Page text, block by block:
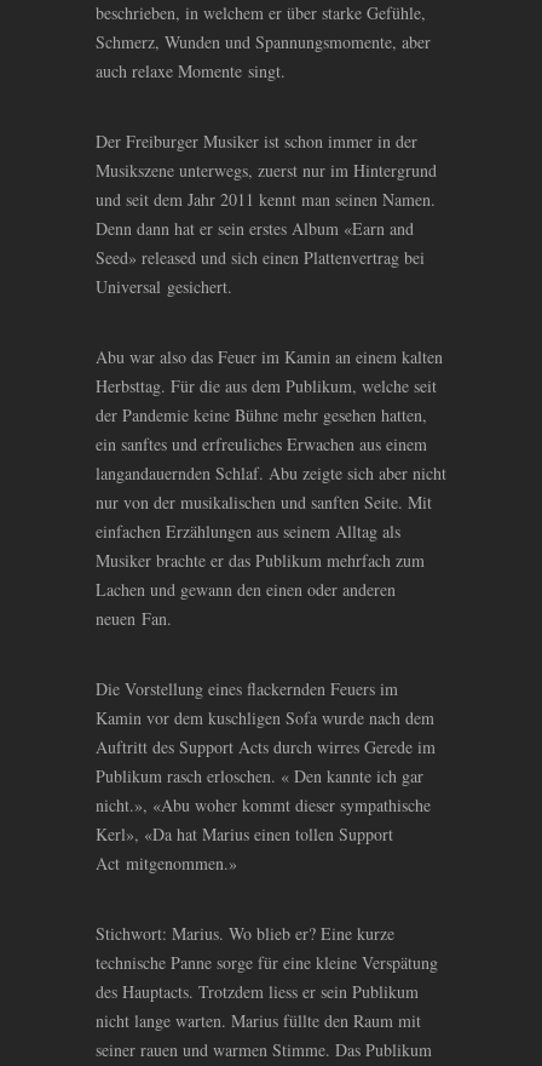
beschrieben, in welchem er über starke Gefühle,
Schmerz, Wunden und Spannungsmomente, aber
auch relaxe Momente singt.
Der Freiburger Musiker ist schon immer in der
Musikszene unterwegs, zuerst nur im Hintergrund
und seit dem Jahr 2011 kennt man seinen Namen.
Denn dann hat er sein erstes Album «Earn and
Seed» released und sich einen Plattenvertrag bei
Universal gesichert.
Abu war also das Feuer im Kamin an einem kalten
Herbsttag. Für die aus dem Publikum, welche seit
der Pandemie keine Bühne mehr gesehen hatten,
ein sanftes und erfreuliches Erwachen aus einem
langandauernden Schlaf. Abu zeigte sich aber nicht
nur von der musikalischen und sanften Seite. Mit
einfachen Erzählungen aus seinem Alltag als
Musiker brachte er das Publikum mehrfach zum
Lachen und gewann den einen oder anderen
neuen Fan.
Die Vorstellung eines flackernden Feuers im
Kamin vor dem kuschligen Sofa wurde nach dem
Auftritt des Support Acts durch wirres Gerede im
Publikum rasch erloschen. « Den kannte ich gar
nicht.», «Abu woher kommt dieser sympathische
Kerl», «Da hat Marius einen tollen Support
Act mitgenommen.»
Stichwort: Marius. Wo blieb er? Eine kurze
technische Panne sorge für eine kleine Verspätung
des Hauptacts. Trotzdem liess er sein Publikum
nicht lange warten. Marius füllte den Raum mit
seiner rauen und warmen Stimme. Das Publikum